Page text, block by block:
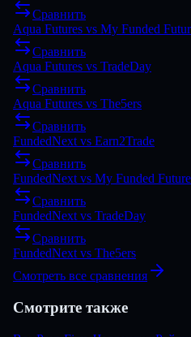
Сравнить
Aqua Futures vs My Funded
Сравнить
Aqua Futures vs TradeDay
Сравнить
Aqua Futures vs The5ers
Сравнить
FundedNext vs Earn2Trade
Сравнить
FundedNext vs My Funded
Сравнить
FundedNext vs TradeDay
Сравнить
FundedNext vs The5ers
Смотреть все сравнения
Смотрите также